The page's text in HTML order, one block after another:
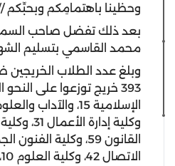
وحظينا باهتمامِكم وبحبِّكم
بعد ذلك تفضل صاحب
محمد القاسمي بتسليم
393 خريج توزعوا على
الاتصال 42، وكلية العلوم 10، وكلية المجتمع 57.